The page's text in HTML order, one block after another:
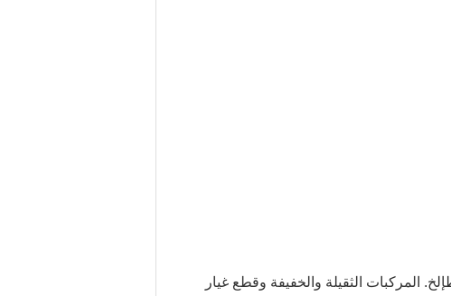
إلخ. المركبات الثقيلة والخفيفة وقطع غيار